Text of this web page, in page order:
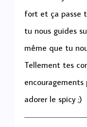
fort et ça passe
tu nous guides
même que tu
Tellement tes
adorer le spicy ;)